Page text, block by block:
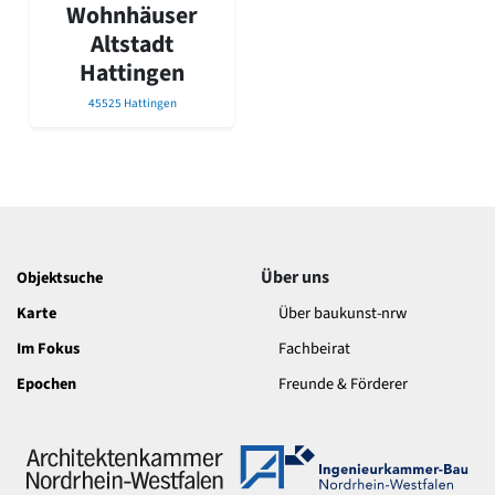
David Chipperfield
Harald Deilmann
Gottfried Böhm
Schneider von Esleben
Peter Behrens
Postmoderne
Moderne
Reformarchitektur
Historismus
Renaissance
Gotik
Wohnhäuser
Altstadt
Hattingen
45525 Hattingen
Objektsuche
Karte
Im Fokus
Epochen
Über uns
Über baukunst-nrw
Fachbeirat
Freunde & Förderer